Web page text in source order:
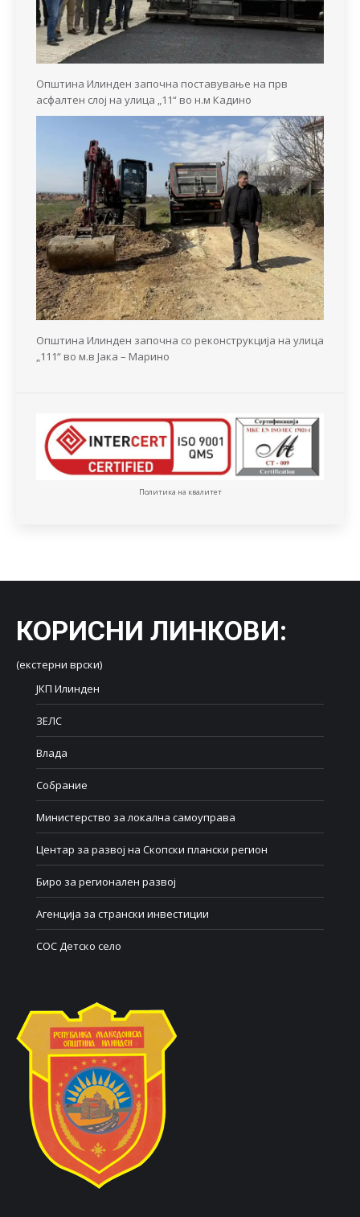
Општина Илинден започна поставување на прв
асфалтен слој на улица „11“ во н.м Кадино
Општина Илинден започна со реконструкција на улица
„111“ во м.в Јака – Марино
Политика на квалитет
КОРИСНИ ЛИНКОВИ:
(екстерни врски)
ЈКП Илинден
ЗЕЛС
Влада
Собрание
Министерство за локална самоуправа
Центар за развој на Скопски плански регион
Биро за регионален развој
Агенција за странски инвестиции
СОС Детско село